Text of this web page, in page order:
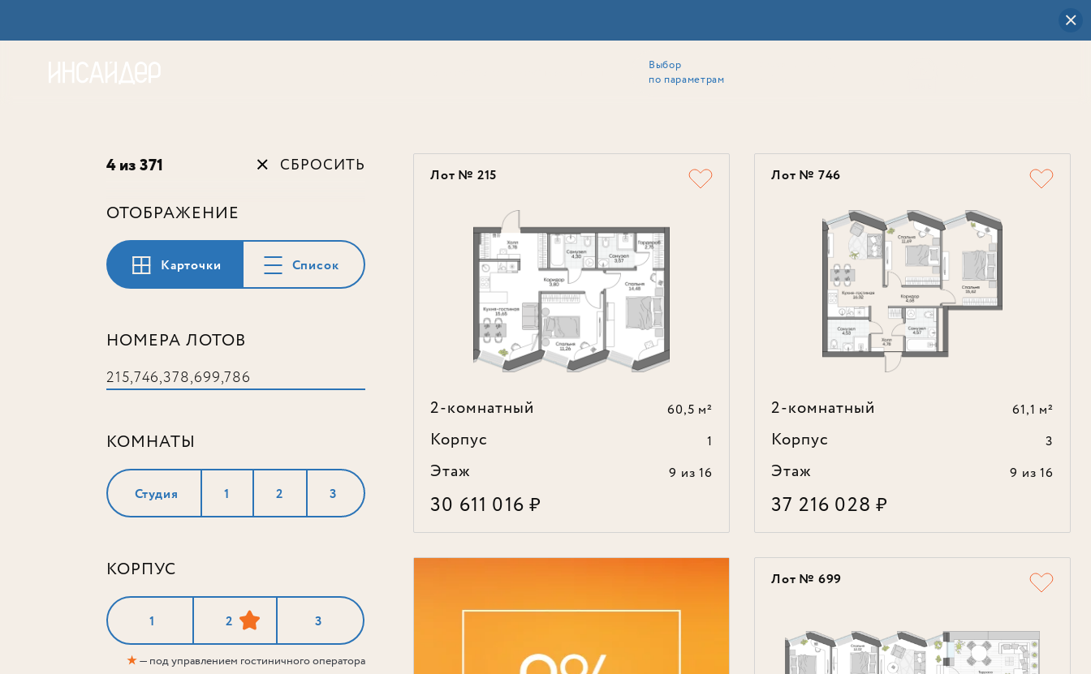
Выбор
по параметрам
4 из 371 СБРОСИТЬ
ОТОБРАЖЕНИЕ
Карточки Список
НОМЕРА ЛОТОВ
КОМНАТЫ
Студия 1 2 3
КОРПУС
1 2 3
★— под управлением гостиничного оператора
Лот № 215
2-комнатный 60,5 м²
Корпус 1
Этаж 9 из 16
30 611 016₽
Лот № 746
2-комнатный 61,1 м²
Корпус 3
Этаж 9 из 16
37 216 028₽
Лот № 699